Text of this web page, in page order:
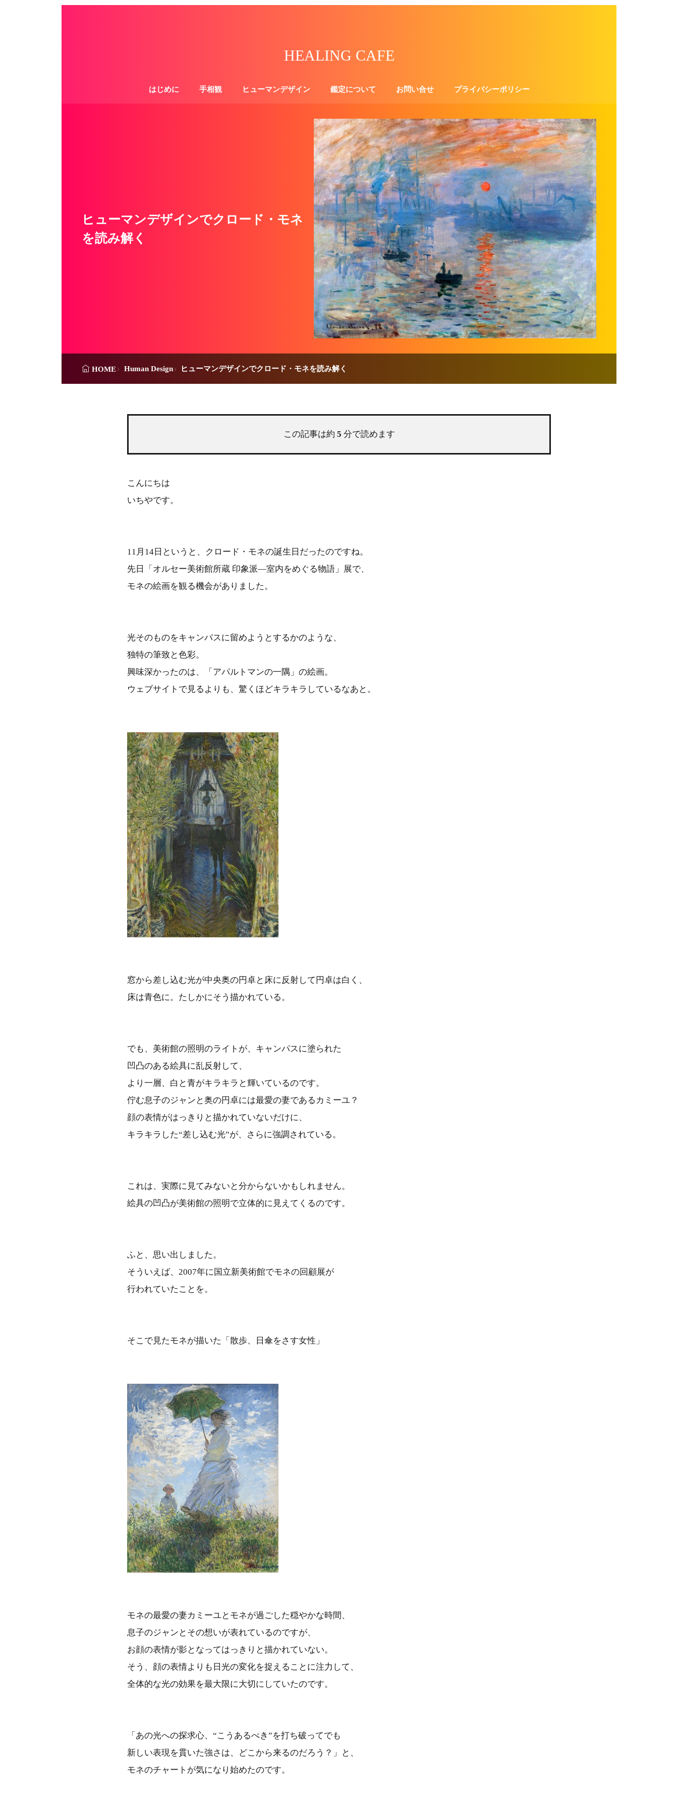
HEALING CAFE
はじめに 手相観 ヒューマンデザイン 鑑定について お問い合せ プライバシーポリシー
ヒューマンデザインでクロード・モネ
を読み解く
HOME Human Design ヒューマンデザインでクロード・モネを読み解く
この記事は約 5 分で読めます
こんにちは
いちやです。
11月14日というと、クロード・モネの誕生日だったのですね。
先日「オルセー美術館所蔵 印象派―室内をめぐる物語」展で、
モネの絵画を観る機会がありました。
光そのものをキャンバスに留めようとするかのような、
独特の筆致と色彩。
興味深かったのは、「アパルトマンの一隅」の絵画。
ウェブサイトで見るよりも、驚くほどキラキラしているなあと。
窓から差し込む光が中央奥の円卓と床に反射して円卓は白く、
床は青色に。たしかにそう描かれている。
でも、美術館の照明のライトが、キャンパスに塗られた
凹凸のある絵具に乱反射して、
より一層、白と青がキラキラと輝いているのです。
佇む息子のジャンと奥の円卓には最愛の妻であるカミーユ？
顔の表情がはっきりと描かれていないだけに、
キラキラした“差し込む光”が、さらに強調されている。
これは、実際に見てみないと分からないかもしれません。
絵具の凹凸が美術館の照明で立体的に見えてくるのです。
ふと、思い出しました。
そういえば、2007年に国立新美術館でモネの回顧展が
行われていたことを。
そこで見たモネが描いた「散歩、日傘をさす女性」
モネの最愛の妻カミーユとモネが過ごした穏やかな時間、
息子のジャンとその想いが表れているのですが、
お顔の表情が影となってはっきりと描かれていない。
そう、顔の表情よりも日光の変化を捉えることに注力して、
全体的な光の効果を最大限に大切にしていたのです。
「あの光への探求心、“こうあるべき”を打ち破ってでも
新しい表現を貫いた強さは、どこから来るのだろう？」と、
モネのチャートが気になり始めたのです。